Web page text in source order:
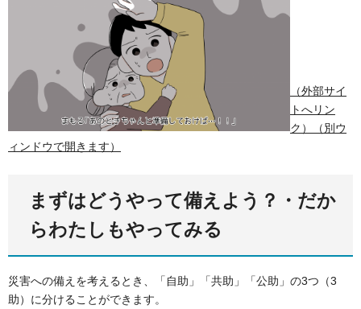
（外部サイ
トへリン
ク）（別ウ
ィンドウで開きます）
まずはどうやって備えよう？・だか
らわたしもやってみる
災害への備えを考えるとき、「自助」「共助」「公助」の3つ（3
助）に分けることができます。